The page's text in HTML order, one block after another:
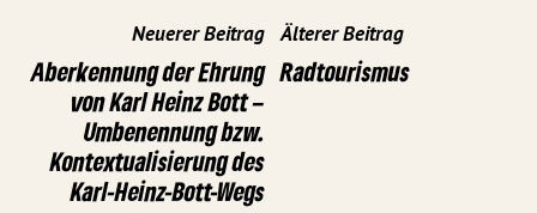
Neuerer Beitrag
Aberkennung der Ehrung
von Karl Heinz Bott –
Umbenennung bzw.
Kontextualisierung des
Karl-Heinz-Bott-Wegs
Älterer Beitrag
Radtourismus